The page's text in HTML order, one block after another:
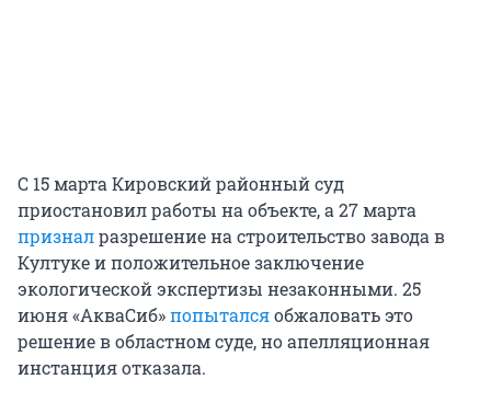
С 15 марта Кировский районный суд
приостановил работы на объекте, а 27 марта
призналразрешение на строительство завода в
Култуке и положительное заключение
экологической экспертизы незаконными. 25
июня «АкваСиб»попыталсяобжаловать это
решение в областном суде, но апелляционная
инстанция отказала.